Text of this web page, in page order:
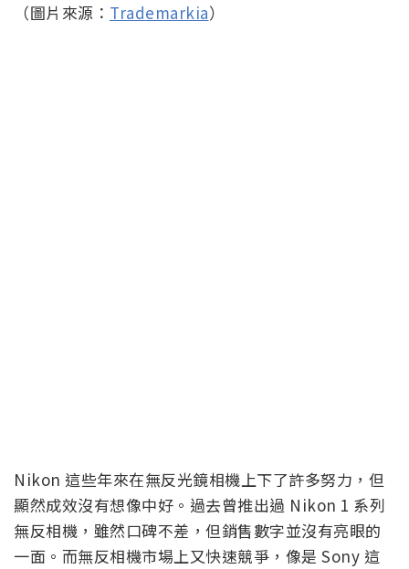
（圖片來源： Trademarkia）
Nikon 這些年來在無反光鏡相機上下了許多努力，但
顯然成效沒有想像中好。過去曾推出過 Nikon 1 系列
無反相機，雖然口碑不差，但銷售數字並沒有亮眼的
一面。而無反相機市場上又快速競爭，像是 Sony 這